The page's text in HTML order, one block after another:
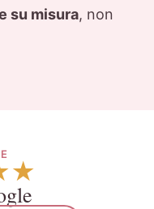
su misura, non